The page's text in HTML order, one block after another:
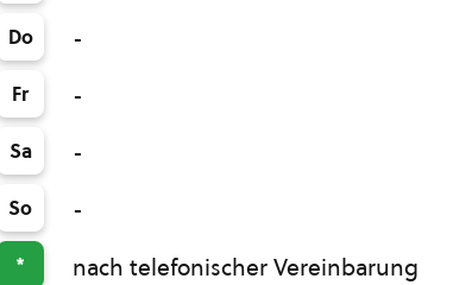
Do -
Fr -
Sa -
So -
* nach telefonischer Vereinbarung